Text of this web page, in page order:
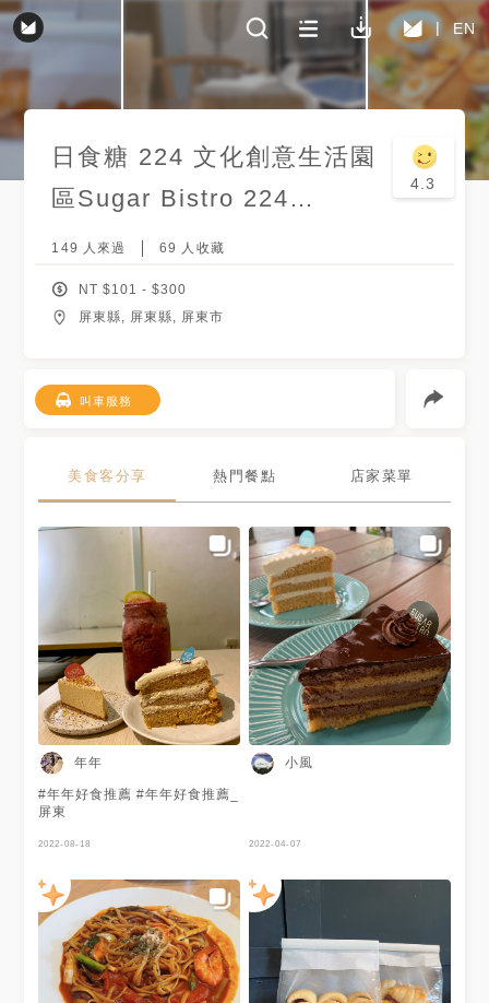
EN
日食糖 224 文化創意生活園
區Sugar Bistro 224
creative living park
4.3
149 人來過 69 人收藏
NT $101 - $300
屏東縣, 屏東縣, 屏東市
叫車服務
美食客分享 熱門餐點 店家菜單
年年
#年年好食推薦 #年年好食推薦_
屏東
2022-08-18
小風
2022-04-07